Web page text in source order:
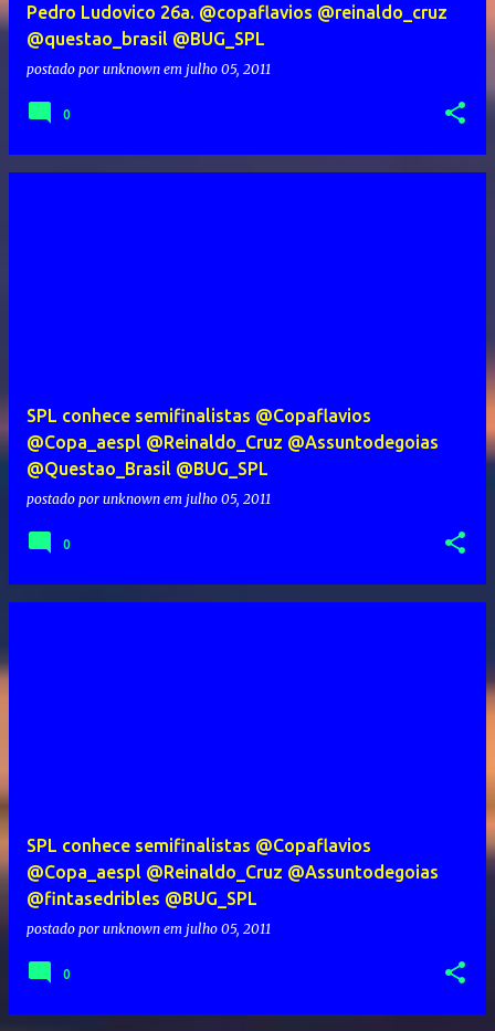
Pedro Ludovico 26a. @copaflavios @reinaldo_cruz
@questao_brasil @BUG_SPL
postado por unknown em julho 05, 2011
0
SPL conhece semifinalistas @Copaflavios
@Copa_aespl @Reinaldo_Cruz @Assuntodegoias
@Questao_Brasil @BUG_SPL
postado por unknown em julho 05, 2011
0
SPL conhece semifinalistas @Copaflavios
@Copa_aespl @Reinaldo_Cruz @Assuntodegoias
@fintasedribles @BUG_SPL
postado por unknown em julho 05, 2011
0